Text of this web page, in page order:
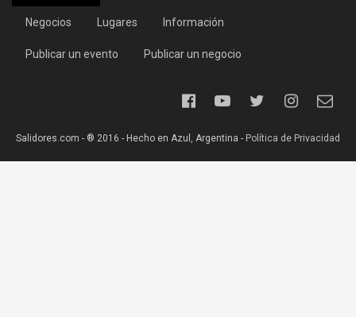
Negocios Lugares Información
Publicar un evento Publicar un negocio
Salidores.com - ® 2016 - Hecho en Azul, Argentina - Política de Privacidad